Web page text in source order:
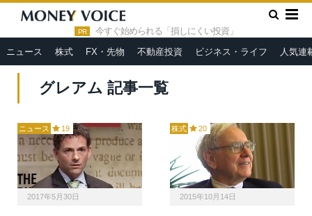
PR 今すぐ始められる「損しにくい投資」
ニュース 株式 FX・先物 不動産投資 ビジネス・ライフ 人気連
HOME » グレアム
グレアム 記事一覧
ニュース 19
2017年5月30日
株式 20
2015年10月14日